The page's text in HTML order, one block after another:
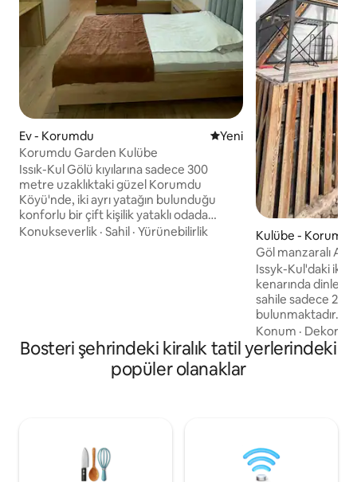
Ev - Korumdu Yeni konaklama yeri
Yeni
Korumdu Garden Kulübe
Issık-Kul Gölü kıyılarına sadece 300
metre uzaklıktaki güzel Korumdu
Köyü'nde, iki ayrı yatağın bulunduğu
konforlu bir çift kişilik yataklı odada
huzurlu bir konaklamanın keyfini çıkarın.
arayan arkadaşlar, iş arkadaşları veya aile
üyeleri için mükemmeldir.
Konukseverlik · Sahil · Yürünebilirlik
Kulübe - Korumdu
Göl manzaralı A
Issyk-Kul'daki iki
kenarında
sahile sadece
bulunmaktadır.
konaklama için
Yüksek tavanlı
küçük bir stüdyo,
içebileceğiniz bir
muhteşem göl
Konum · Dekor
Bosteri şehrindeki kiralık tatil yerlerindeki
popüler olanaklar